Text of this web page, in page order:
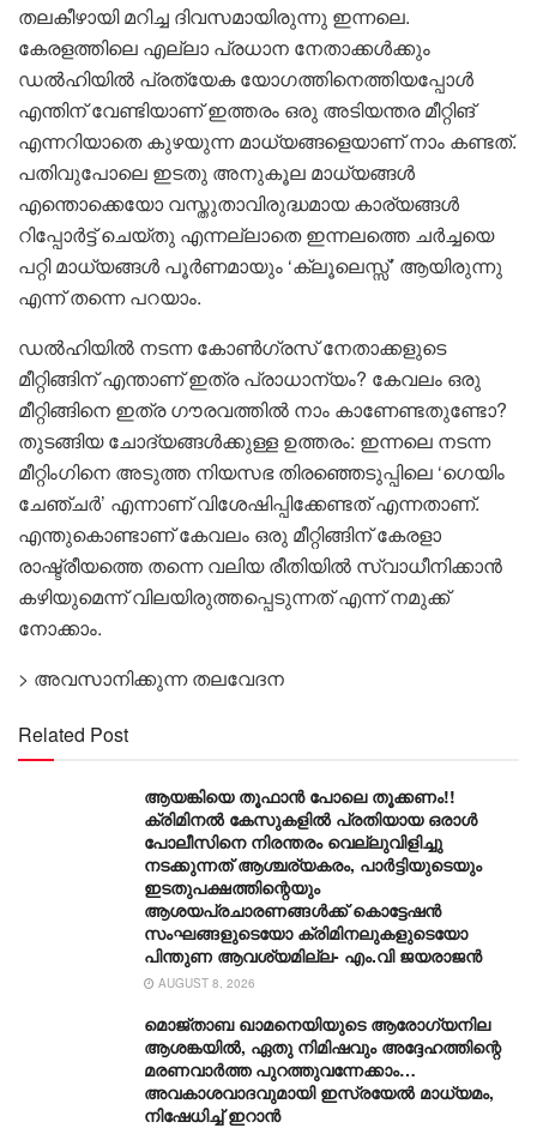
തലകീഴായി മറിച്ച ദിവസമായിരുന്നു ഇന്നലെ.
കേരളത്തിലെ എല്ലാ പ്രധാന നേതാക്കൾക്കും
ഡൽഹിയിൽ പ്രത്യേക യോഗത്തിനെത്തിയപ്പോൾ
എന്തിന് വേണ്ടിയാണ് ഇത്തരം ഒരു അടിയന്തര മീറ്റിങ്
എന്നറിയാതെ കുഴയുന്ന മാധ്യങ്ങളെയാണ് നാം കണ്ടത്.
പതിവുപോലെ ഇടതു അനുകൂല മാധ്യങ്ങൾ
എന്തൊക്കെയോ വസ്തുതാവിരുദ്ധമായ കാര്യങ്ങൾ
റിപ്പോർട്ട് ചെയ്തു എന്നല്ലാതെ ഇന്നലത്തെ ചർച്ചയെ
പറ്റി മാധ്യങ്ങൾ പൂർണമായും ‘ക്ലൂലെസ്സ്’ ആയിരുന്നു
എന്ന് തന്നെ പറയാം.
ഡൽഹിയിൽ നടന്ന കോൺഗ്രസ് നേതാക്കളുടെ
മീറ്റിങ്ങിന് എന്താണ് ഇത്ര പ്രാധാന്യം? കേവലം ഒരു
മീറ്റിങ്ങിനെ ഇത്ര ഗൗരവത്തിൽ നാം കാണേണ്ടതുണ്ടോ?
തുടങ്ങിയ ചോദ്യങ്ങൾക്കുള്ള ഉത്തരം: ഇന്നലെ നടന്ന
മീറ്റിംഗിനെ അടുത്ത നിയസഭ തിരഞ്ഞെടുപ്പിലെ ‘ഗെയിം
ചേഞ്ചർ’ എന്നാണ് വിശേഷിപ്പിക്കേണ്ടത് എന്നതാണ്.
എന്തുകൊണ്ടാണ് കേവലം ഒരു മീറ്റിങ്ങിന് കേരളാ
രാഷ്ട്രീയത്തെ തന്നെ വലിയ രീതിയിൽ സ്വാധീനിക്കാൻ
കഴിയുമെന്ന് വിലയിരുത്തപ്പെടുന്നത് എന്ന് നമുക്ക്
നോക്കാം.
> അവസാനിക്കുന്ന തലവേദന
Related Post
ആയങ്കിയെ തൂഫാൻ പോലെ തൂക്കണം!!
ക്രിമിനൽ കേസുകളിൽ പ്രതിയായ ഒരാൾ
പോലീസിനെ നിരന്തരം വെല്ലുവിളിച്ചു
നടക്കുന്നത് ആശ്ചര്യകരം, പാർട്ടിയുടെയും
ഇടതുപക്ഷത്തിന്റെയും
ആശയപ്രചാരണങ്ങൾക്ക് കൊട്ടേഷൻ
സംഘങ്ങളുടെയോ ക്രിമിനലുകളുടെയോ
പിന്തുണ ആവശ്യമില്ല- എം.വി ജയരാജൻ
AUGUST 8, 2026
മൊജ്താബ ഖാമനെയിയുടെ ആരോ​ഗ്യനില
ആശങ്കയിൽ, ഏതു നിമിഷവും അദ്ദേഹത്തിന്റെ
മരണവാർത്ത പുറത്തുവന്നേക്കാം…
അവകാശവാദവുമായി ഇസ്രയേൽ മാധ്യമം,
നിഷേധിച്ച് ഇറാൻ